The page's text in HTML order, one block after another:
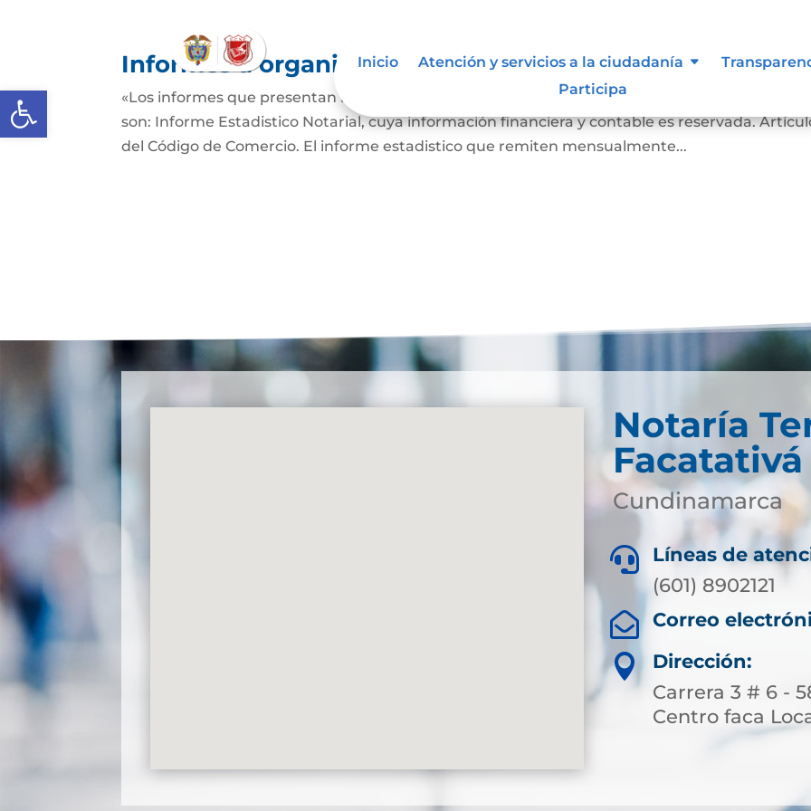
Abrir barra de herramientas
Inicio Atención y servicios a la ciudadanía
Participa
Informes a organismos de inspección, vigilancia y
«Los informes que presentan los Señores Notarios a la Superintendencia de Notariado y
son: Informe Estadistico Notarial, cuya información financiera y contable es reservada.
del Código de Comercio. El informe estadistico que remiten mensualmente...
Notaría
Facatativá
Cundinamarca

Líneas de
(601) 8902121
 Correo

Dirección:
Carrera 3 # 6 -
Centro faca